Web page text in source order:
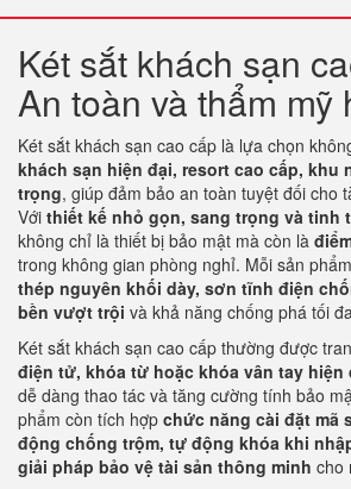
Két sắt khách sạn
An toàn và thẩm mỹ
Két sắt khách sạn cao cấp là lựa chọn
khách sạn hiện đại, resort cao cấp, khu
trọng, giúp đảm bảo an toàn tuyệt đối cho
Với thiết kế nhỏ gọn, sang trọng và tinh
không chỉ là thiết bị bảo mật mà còn là
trong không gian phòng nghỉ. Mỗi sản
thép nguyên khối dày, sơn tĩnh điện
bền vượt trội và khả năng chống phá tối
Két sắt khách sạn cao cấp thường được
điện tử, khóa từ hoặc khóa vân tay hiện
dễ dàng thao tác và tăng cường tính bảo
phẩm còn tích hợp chức năng cài đặt mã
động chống trộm, tự động khóa khi
giải pháp bảo vệ tài sản thông minh cho